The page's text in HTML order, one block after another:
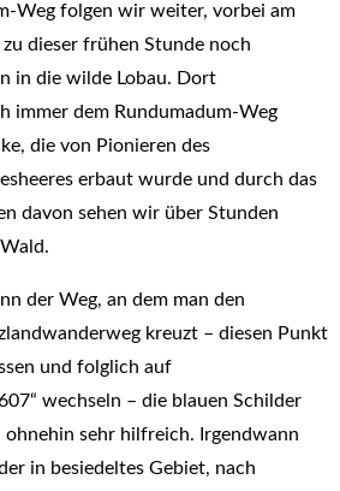
Weg folgen wir weiter, vorbei am
dieser frühen Stunde noch
in die wilde Lobau. Dort
immer dem Rundumadum-Weg
die von Pionieren des
erbaut wurde und durch das
davon sehen wir über Stunden
der Weg, an dem man den
kreuzt – diesen Punkt
und folglich auf
wechseln – die blauen Schilder
ohnehin sehr hilfreich. Irgendwann
in besiedeltes Gebiet, nach